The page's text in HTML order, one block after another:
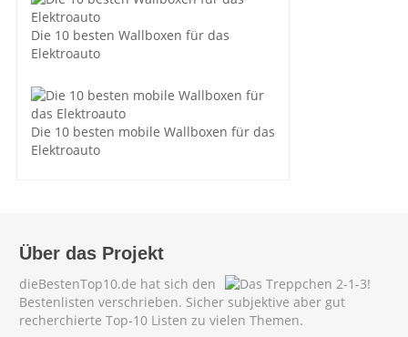
Die 10 besten Wallboxen für das
Elektroauto
Die 10 besten mobile Wallboxen für das
Elektroauto
Über das Projekt
dieBestenTop10.de hat sich den
Bestenlisten verschrieben. Sicher subjektive aber gut
recherchierte Top-10 Listen zu vielen Themen.